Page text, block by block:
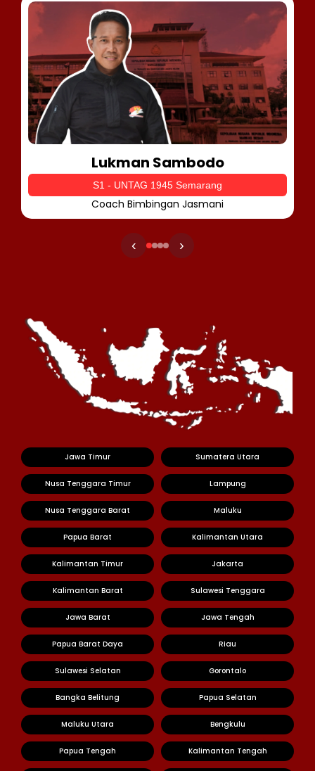
Lukman Sambodo
S1 - UNTAG 1945 Semarang
Coach Bimbingan Jasmani
‹ ›
Jawa Timur Sumatera Utara
Nusa Tenggara Timur Lampung
Nusa Tenggara Barat Maluku
Papua Barat Kalimantan Utara
Kalimantan Timur Jakarta
Kalimantan Barat Sulawesi Tenggara
Jawa Barat Jawa Tengah
Papua Barat Daya Riau
Sulawesi Selatan Gorontalo
Bangka Belitung Papua Selatan
Maluku Utara Bengkulu
Papua Tengah Kalimantan Tengah